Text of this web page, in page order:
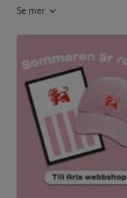
Se mer